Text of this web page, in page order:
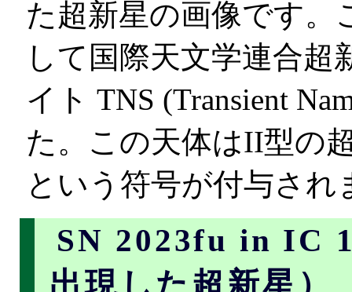
た超新星の画像です。
して国際天文学連合
イト TNS (Transient
た。この天体はII型の
という符号が付与され
SN 2023fu in IC
出現した超新星）